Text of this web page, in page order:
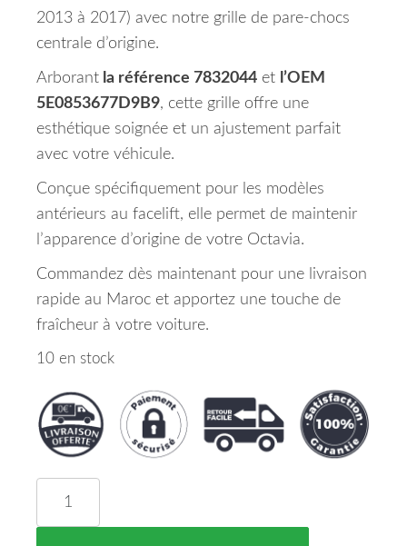
2013 à 2017) avec notre grille de pare-chocs
centrale d’origine.
Arborant la référence 7832044 et l’OEM
5E0853677D9B9, cette grille offre une
esthétique soignée et un ajustement parfait
avec votre véhicule.
Conçue spécifiquement pour les modèles
antérieurs au facelift, elle permet de maintenir
l’apparence d’origine de votre Octavia.
Commandez dès maintenant pour une livraison
rapide au Maroc et apportez une touche de
fraîcheur à votre voiture.
10 en stock